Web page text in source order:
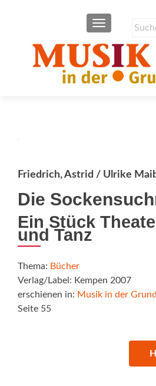
Suche
SCHALTE
Friedrich, Astrid / Ulrike
Die
Ein Stück
und Tanz
Thema: Bücher
Verlag/Label: Kempen 2007
erschienen in: Musik in der
Seite 55